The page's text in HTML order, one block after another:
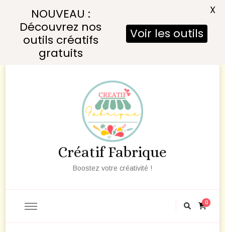
Créatif Fabrique
Boostez votre créativité !
0
NOUVEAU :
Découvrez nos
outils créatifs
gratuits
Voir les outils
X